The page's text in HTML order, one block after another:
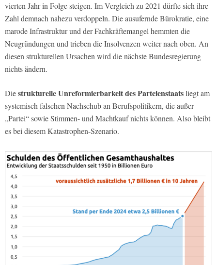
vierten Jahr in Folge steigen. Im Vergleich zu 2021 dürfte sich ihre
Zahl demnach nahezu verdoppeln. Die ausufernde Bürokratie, eine
marode Infrastruktur und der Fachkräftemangel hemmten die
Neugründungen und trieben die Insolvenzen weiter nach oben. An
diesen strukturellen Ursachen wird die nächste Bundesregierung
nichts ändern.
Diestrukturelle Unreformierbarkeit des Parteienstaatsliegt am
systemisch falschen Nachschub an Berufspolitikern, die außer
„Partei“ sowie Stimmen- und Machtkauf nichts können. Also bleibt
es bei diesem Katastrophen-Szenario.